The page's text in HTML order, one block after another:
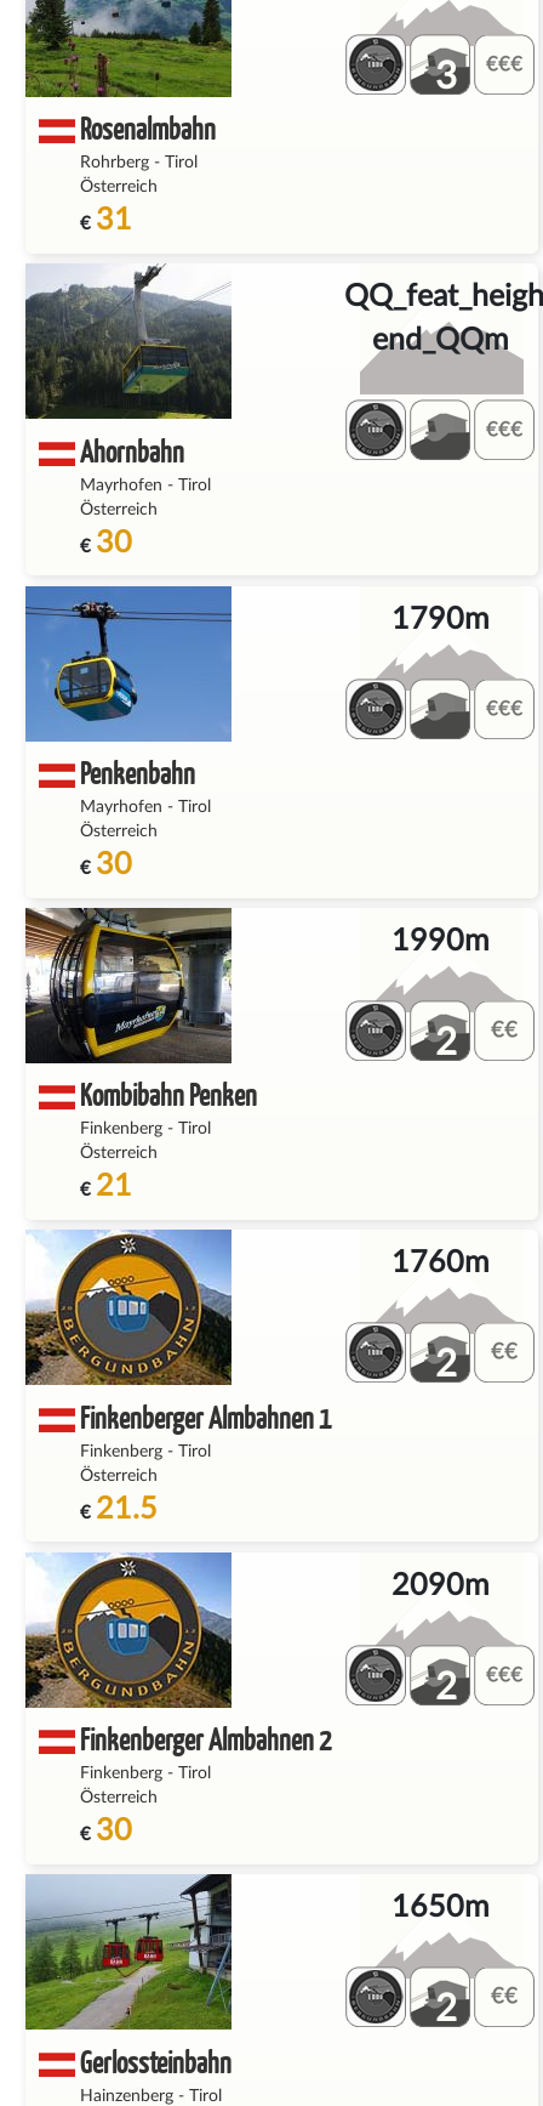
Rosenalmbahn
Rohrberg-
Tirol
Österreich
€ 31
3
Ahornbahn
Mayrhofen - Tirol
Österreich
€ 30
end_QQm
Penkenbahn
Mayrhofen -
Tirol
Österreich
€ 30
1790m
Kombibahn Penken
Finkenberg-
Tirol
Österreich
€ 21
1990m
2
Finkenberger Almbahnen 1
Finkenberg-
Tirol
Österreich
€ 21.5
1760m
2
Finkenberger Almbahnen 2
Finkenberg-
Tirol
Österreich
€ 30
2090m
2
Gerlossteinbahn
Hainzenberg- Tirol
1650m
2